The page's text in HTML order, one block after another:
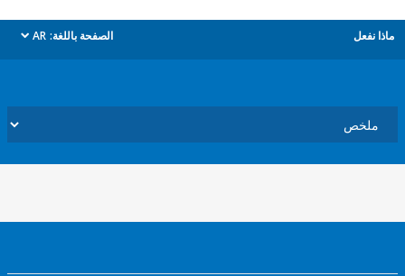
الصفحة باللغة: AR
dropdown